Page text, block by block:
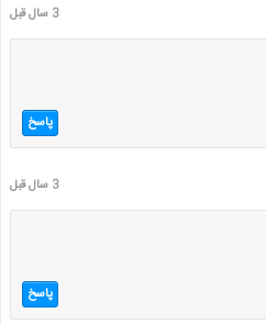
3 سال قبل
پاسخ
3 سال قبل
پاسخ